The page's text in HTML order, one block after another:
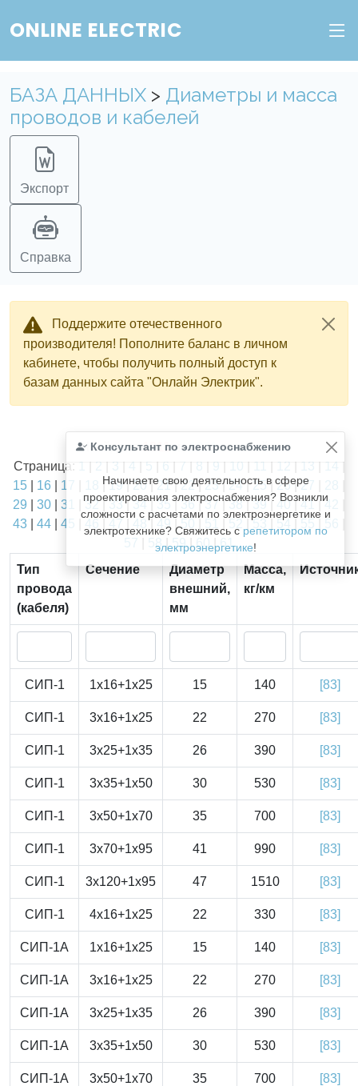
ONLINE ELECTRIC
БАЗА ДАННЫХ > Диаметры и масса
проводов и кабелей
Экспорт
Справка
Поддержите отечественного
производителя! Пополните баланс в личном
кабинете, чтобы получить полный доступ к
базам данных сайта "Онлайн Электрик".
Консультант по электроснабжению
Начинаете свою деятельность в сфере
проектирования электроснабжения? Возникли
сложности с расчетами по электроэнергетике и
электротехнике? Свяжитесь с репетитором по
электроэнергетике!
Найдено1811из1811записей.
Страница: 1 | 2 | 3 | 4 | 5 | 6 | 7 | 8 | 9 | 10 | 11 | 12 | 13 | 14 |
15
16 17 |19|20|21|22|23|24|25 |26|27
29
30 31 |32|33|34|35 |36|37|38|39| 40|41|42
43
44 45 | 49 |50 |53 54
58|59|60|61
Тип
провода
(кабеля)
Сечение
Диаметр
внешний,
мм
Масса,
кг/км
СИП-1 1x16+1x25 15 140 [83]
СИП-1 3x16+1x25 22 270 [83]
СИП-1 3x25+1x35 26 390 [83]
СИП-1 3x35+1x50 30 530 [83]
СИП-1 3x50+1x70 35 700 [83]
СИП-1 3x70+1x95 41 990 [83]
СИП-1 3x120+1x95 47 1510 [83]
СИП-1 4x16+1x25 22 330 [83]
СИП-1А 1x16+1x25 15 140 [83]
СИП-1А 3x16+1x25 22 270 [83]
СИП-1А 3x25+1x35 26 390 [83]
СИП-1А 3x35+1x50 30 530 [83]
СИП-1А 3x50+1x70 35 700 [83]